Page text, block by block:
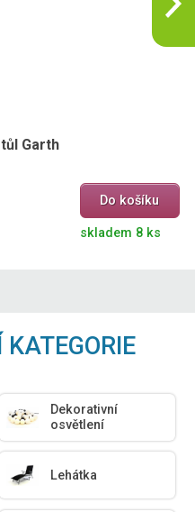
Garth
Do košíku
skladem 8 ks
Dekorativní
osvětlení
Lehátka